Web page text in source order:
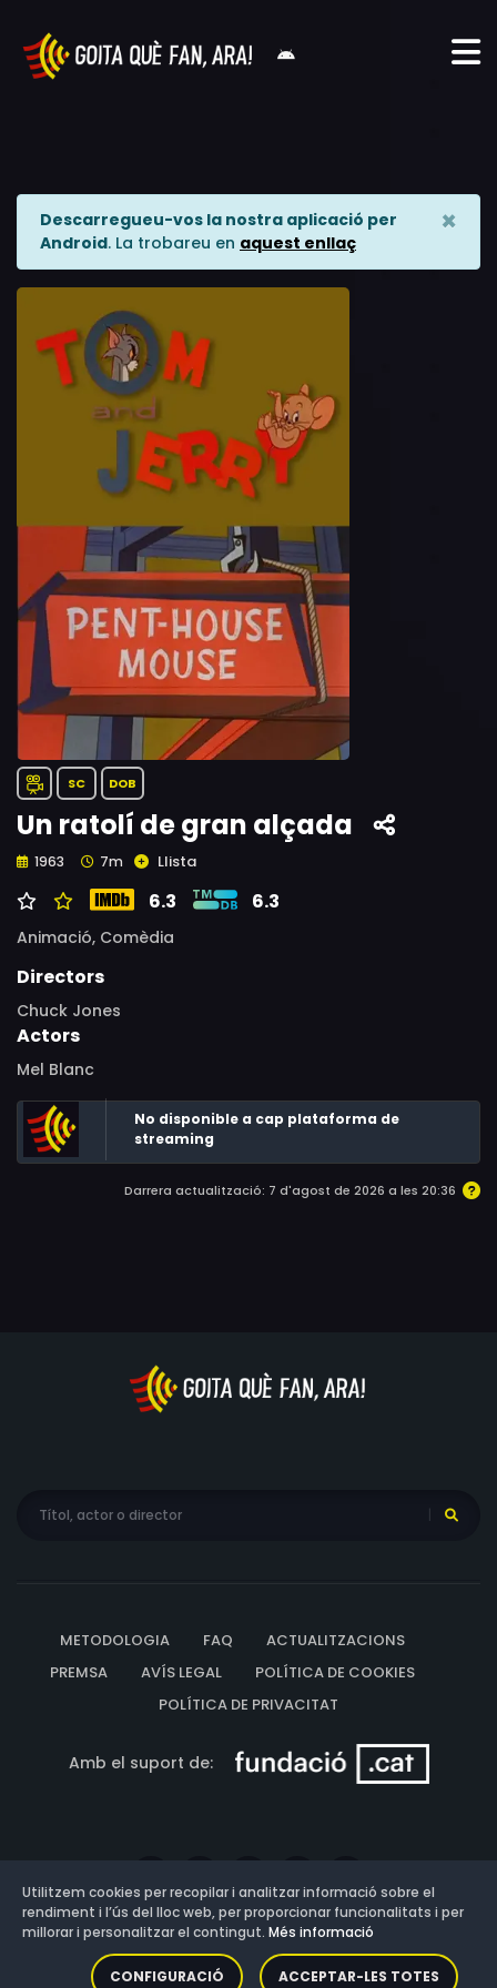
Descarregueu-vos la nostra aplicació per
Android. La trobareu en aquest enllaç
×
SC DOB
Un ratolí de gran alçada
1963 7m Llista
6.3 6.3
Animació, Comèdia
Directors
Chuck Jones
Actors
Mel Blanc
No disponible a cap plataforma de
streaming
Darrera actualització: 7 d'agost de 2026 a les 20:36
METODOLOGIA FAQ
ACTUALITZACIONS
PREMSA
AVÍS LEGAL
POLÍTICA DE COOKIES
POLÍTICA DE PRIVACITAT
Amb el suport de:
Versió: 3.13.0.202607011342
Utilitzem cookies per recopilar i analitzar informació sobre el
rendiment i l’ús del lloc web, per proporcionar funcionalitats i per
millorar i personalitzar el contingut. Més informació
CONFIGURACIÓ ACCEPTAR-LES TOTES